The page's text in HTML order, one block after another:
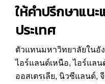
ให้คำปรึกษาแนะ
ประเทศ
ตัวแทนมหาวิทยาลัยในอั
ไอร์แลนด์เหนือ, ไอร์แลน
ออสเตรเลีย, นิวซีแลนด์,